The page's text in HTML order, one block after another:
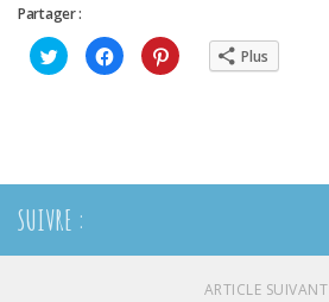
Partager :
Cliquez
pour
partager
Cliquez
pour
partager
Cliquez
pour Plus
SUIVRE :
ARTICLE SUIVANT